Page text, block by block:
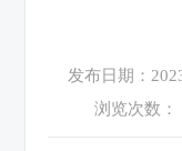
发布日期：
浏览次数：